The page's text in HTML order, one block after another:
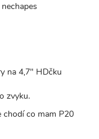
na 4,7" HDčku
zvyku.
chodí co mam P20